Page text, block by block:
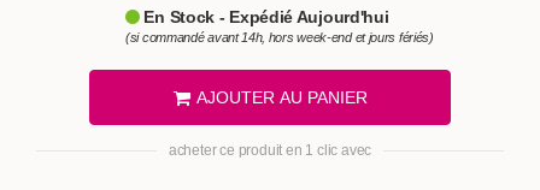
En Stock - Expédié Aujourd'hui
(si commandé avant 14h, hors week-end et jours fériés)
AJOUTER AU PANIER
acheter ce produit en 1 clic avec